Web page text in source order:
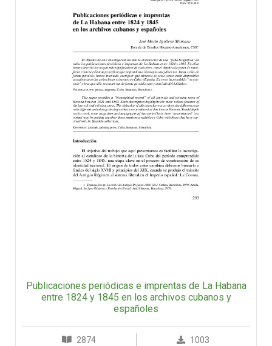
Publicaciones periódicas e imprentas de La Habana
entre 1824 y 1845 en los archivos cubanos y
españoles
2874 1003